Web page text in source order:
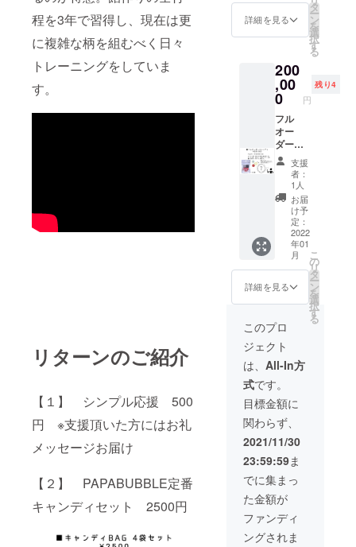
程を3年で習得し、現在は更
に複雑な柄を組むべく日々
トレーニングをしていま
す。
リターンのご紹介
【１】 シンプル応援 500
円 ※支援頂いた方にはお礼
メッセージお届け
【２】 PAPABUBBLE定番
キャンディセット 2500円
早めに
お召し
る
ます。
【原材
味料、
香料、
着色料
（赤
102、赤
106、黄
4、黄
5、青
1、青
2、酸化
チタ
ン）
【内容
量】
2.4kg
【賞味
期限】
製造日
存方
法】 24
度以下
の冷暗
所で保
存 【注
意事
項】 開
封後は
なるべ
くお早
めにお
召し上
がりく
ださい
閉じる
デザイ
ン＋お
好きな
味3種類
クスと
なりま
す。 備
考欄に
ご希望
の味を
ご入力
くださ
い。
【原材
料】 砂
糖、水
飴／酸
味料、
香料、
着色料
（赤
102、赤
106、黄
4、黄
5、青
1、青
2、酸化
チタ
ン）
【内容
量】
40g×50
袋 【賞
味期
限】 製
造日よ
り4ヶ月
【保存
方法】
24度以
下の冷
暗所で
詳細を見る
タ
ー
ン
を
選
択
す
る
200
,00
0 円
残り4
フル
オー
ダー
キャン
ディ
セット
40g×30
0袋セッ
文後、
担当者
より柄
やご希
望して
いるデ
ザイン
の ヒア
リング
の為
メール
アドレ
スにご
連絡を
入れさ
せてい
ただき
ます。
※ご希望
柄の再
現性を
考慮の
上、デ
ザイン
の相談
支援
者：
1人
お届
け予
定：
2022
年01
月
詳細を見る
こ
の
リ
タ
ー
ン
を
選
択
す
る
このプロ
ジェクト
は、 All-In方
式です。
目標金額に
関わらず、
2021/11/30
23:59:59ま
でに集まっ
た金額が
ファンディ
ングされま